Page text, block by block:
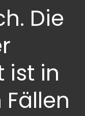
Die
ist in